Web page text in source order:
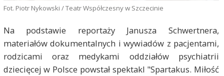
Fot. Piotr Nykowski / Teatr Współczesny w Szczecinie
Na podstawie reportaży Janusza Schwertnera,
materiałów dokumentalnych i wywiadów z pacjentami,
rodzicami oraz medykami oddziałów psychiatrii
dziecięcej w Polsce powstał spektakl "Spartakus. Miłość